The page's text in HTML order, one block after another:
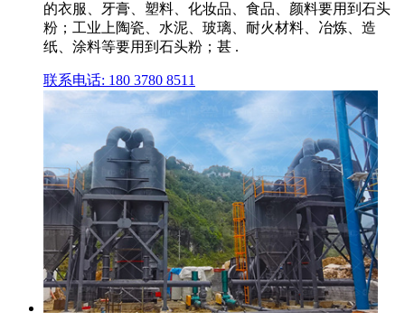
的衣服、牙膏、塑料、化妆品、食品、颜料要用到石头
粉；工业上陶瓷、水泥、玻璃、耐火材料、冶炼、造
纸、涂料等要用到石头粉；甚 .
联系电话: 180 3780 8511